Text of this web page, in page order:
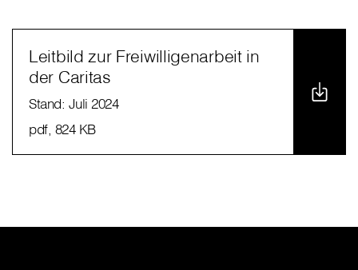
Leitbild zur Freiwilligenarbeit in
der Caritas
Stand: Juli 2024
pdf, 824 KB